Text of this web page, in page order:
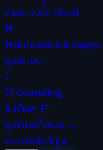
ย้ายระบบขึ้น Cloud
M
Maintenance &
ดูแลระบบ
I
IT Consulting
ที่ปรึกษา IT
ดูบริการทั้งหมด→
ราคาแหล่งข้อมูล